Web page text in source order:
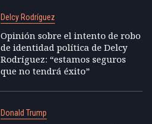
Delcy Rodríguez
Opinión sobre el intento de robo
de identidad política de Delcy
Rodríguez: “estamos seguros
que no tendrá éxito”
Donald Trump